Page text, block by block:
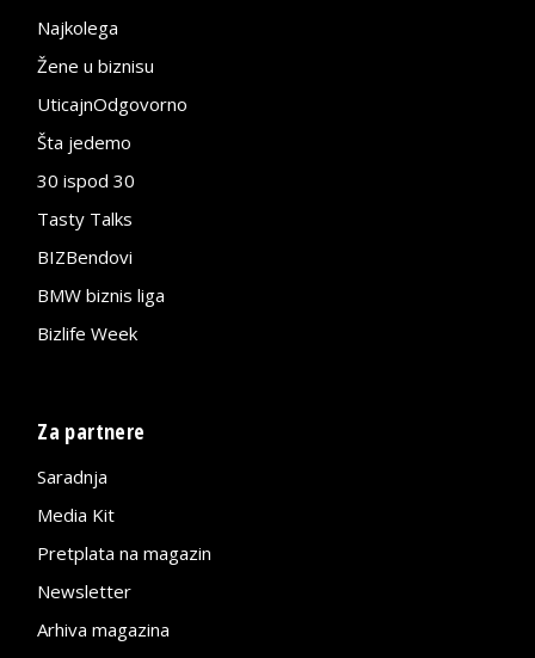
Najkolega
Žene u biznisu
UticajnOdgovorno
Šta jedemo
30 ispod 30
Tasty Talks
BIZBendovi
BMW biznis liga
Bizlife Week
Za partnere
Saradnja
Media Kit
Pretplata na magazin
Newsletter
Arhiva magazina